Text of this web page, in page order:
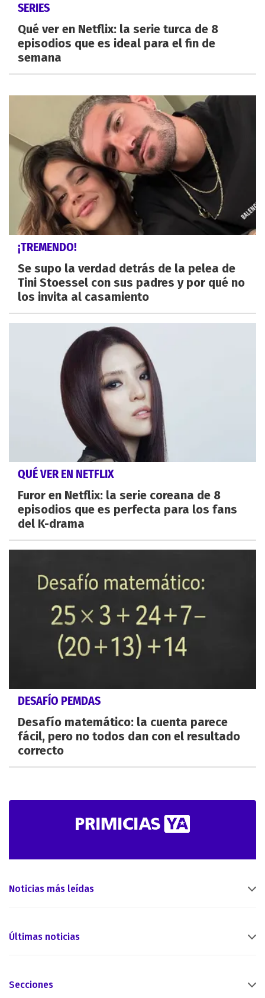
SERIES
Qué ver en Netflix: la serie turca de 8
episodios que es ideal para el fin de
semana
¡TREMENDO!
Se supo la verdad detrás de la pelea de
Tini Stoessel con sus padres y por qué no
los invita al casamiento
QUÉ VER EN NETFLIX
Furor en Netflix: la serie coreana de 8
episodios que es perfecta para los fans
del K-drama
DESAFÍO PEMDAS
Desafío matemático: la cuenta parece
fácil, pero no todos dan con el resultado
correcto
Noticias más leídas
Últimas noticias
Secciones